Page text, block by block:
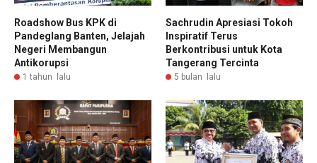
Roadshow Bus KPK di
Pandeglang Banten, Jelajah
Negeri Membangun
Antikorupsi
1 tahun lalu
Sachrudin Apresiasi Tokoh
Inspiratif Terus
Berkontribusi untuk Kota
Tangerang Tercinta
5 bulan lalu